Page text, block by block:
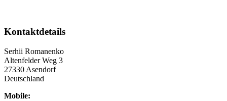
Kontaktdetails
Serhii Romanenko
Altenfelder Weg 3
27330 Asendorf
Deutschland
Mobile: